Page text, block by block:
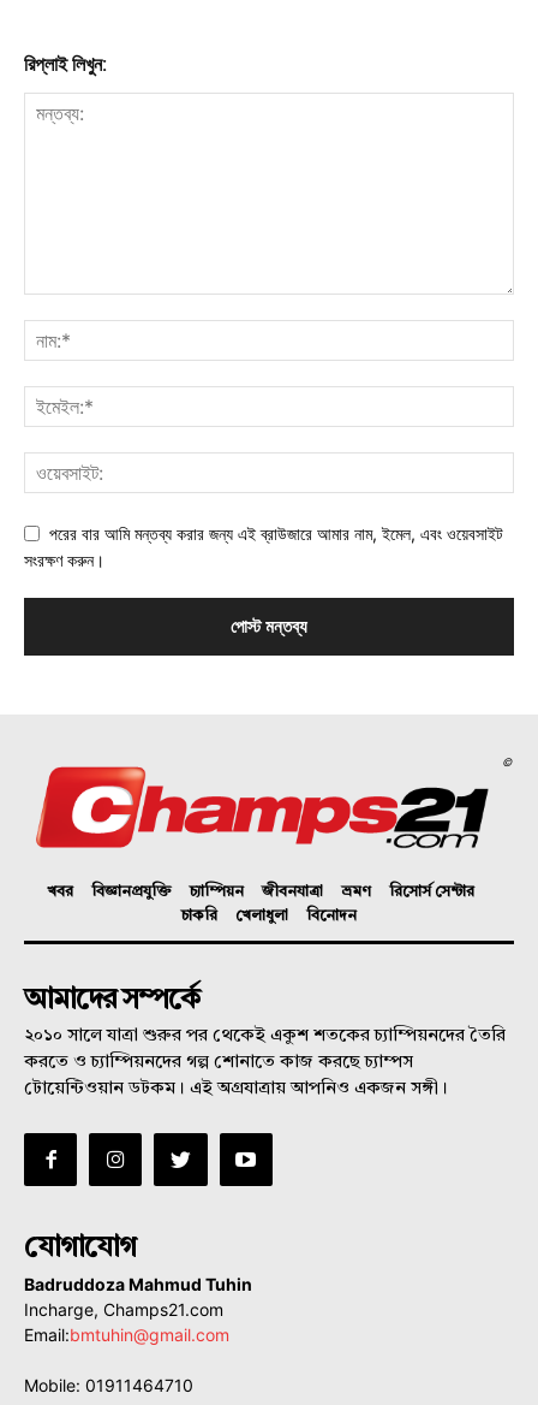
রিপ্লাই লিখুন:
পরের বার আমি মন্তব্য করার জন্য এই ব্রাউজারে আমার নাম, ইমেল, এবং ওয়েবসাইট
সংরক্ষণ করুন।
©
খবর বিজ্ঞানপ্রযুক্তি চ্যাম্পিয়ন জীবনযাত্রা ভ্রমণ
রিসোর্স সেন্টার
চাকরি
খেলাধুলা বিনোদন
আমাদের সম্পর্কে
২০১০ সালে যাত্রা শুরুর পর থেকেই একুশ শতকের চ্যাম্পিয়নদের তৈরি
করতে ও চ্যাম্পিয়নদের গল্প শোনাতে কাজ করছে চ্যাম্পস
টোয়েন্টিওয়ান ডটকম। এই অগ্রযাত্রায় আপনিও একজন সঙ্গী।
যোগাযোগ
Badruddoza Mahmud Tuhin
Incharge, Champs21.com
Email:bmtuhin@gmail.com
Mobile: 01911464710